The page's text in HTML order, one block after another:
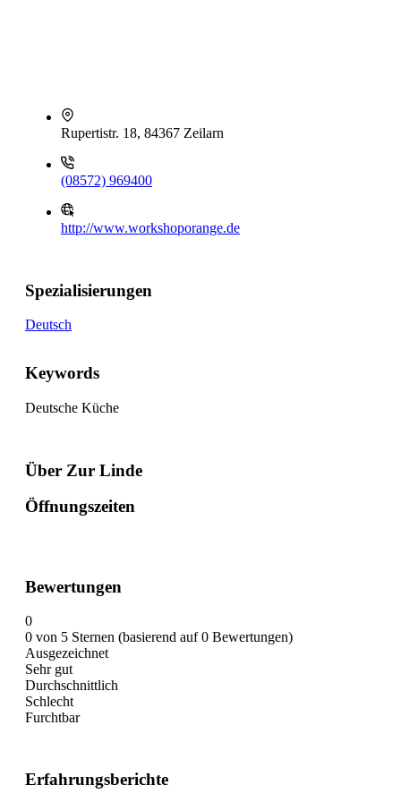
Rupertistr. 18, 84367 Zeilarn
(08572) 969400
http://www.workshoporange.de
Spezialisierungen
Deutsch
Keywords
Deutsche Küche
Über Zur Linde
Öffnungszeiten
Bewertungen
0
0 von 5 Sternen (basierend auf 0 Bewertungen)
Ausgezeichnet
Sehr gut
Durchschnittlich
Schlecht
Furchtbar
Erfahrungsberichte